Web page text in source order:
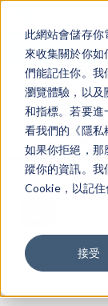
此網站會儲存你
來收集關於你
們能記住你。我
瀏覽體驗，以及
和指標。若要進
看我們的《隱私
如果你拒絕，那
蹤你的資訊。我
Cookie，以記住
接受
发布亮